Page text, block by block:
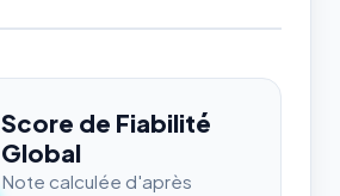
Score de Fiabilité
Global
Note calculée d'après